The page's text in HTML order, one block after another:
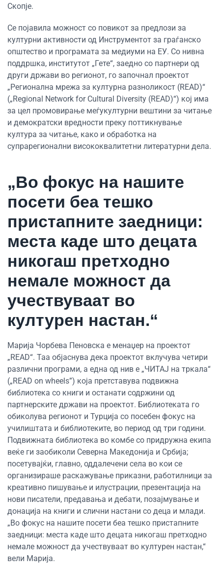
Скопје.
Се појавила можност со повикот за предлози за
културни активности од Инструментот за граѓанско
општество и програмата за медиуми на ЕУ. Со нивна
поддршка, институтот „Гете“, заедно со партнери од
други држави во регионот, го започнал проектот
„Регионална мрежа за културна разноликост (READ)“
(„Regional Network for Cultural Diversity (READ)“) кој има
за цел промовирање меѓукултурни вештини за читање
и демократски вредности преку поттикнување
култура за читање, како и обработка на
супрарегионални висококвалитетни литературни дела.
„Во фокус на нашите
посети беа тешко
пристапните заедници:
места каде што децата
никогаш претходно
немале можност да
учествуваат во
културен настан.“
Марија Чорбева Пеновска е менаџер на проектот
„READ“. Таа објаснува дека проектот вклучува четири
различни програми, а една од нив е „ЧИТАЈ на тркала“
(„READ on wheels”) која претставува подвижна
библиотека со книги и останати содржини од
партнерските држави на проектот. Библиотеката го
обиколува регионот и Турција со посебен фокус на
училиштата и библиотеките, во период од три години.
Подвижната библиотека во комбе со придружна екипа
веќе ги заобиколи Северна Македонија и Србија;
посетувајќи, главно, оддалечени села во кои се
организираше раскажување приказни, работилници за
креативно пишување и илустрации, презентација на
нови писатели, предавања и дебати, позајмување и
донација на книги и слични настани со деца и млади.
„Во фокус на нашите посети беа тешко пристапните
заедници: места каде што децата никогаш претходно
немале можност да учествуваат во културен настан,“
вели Марија.